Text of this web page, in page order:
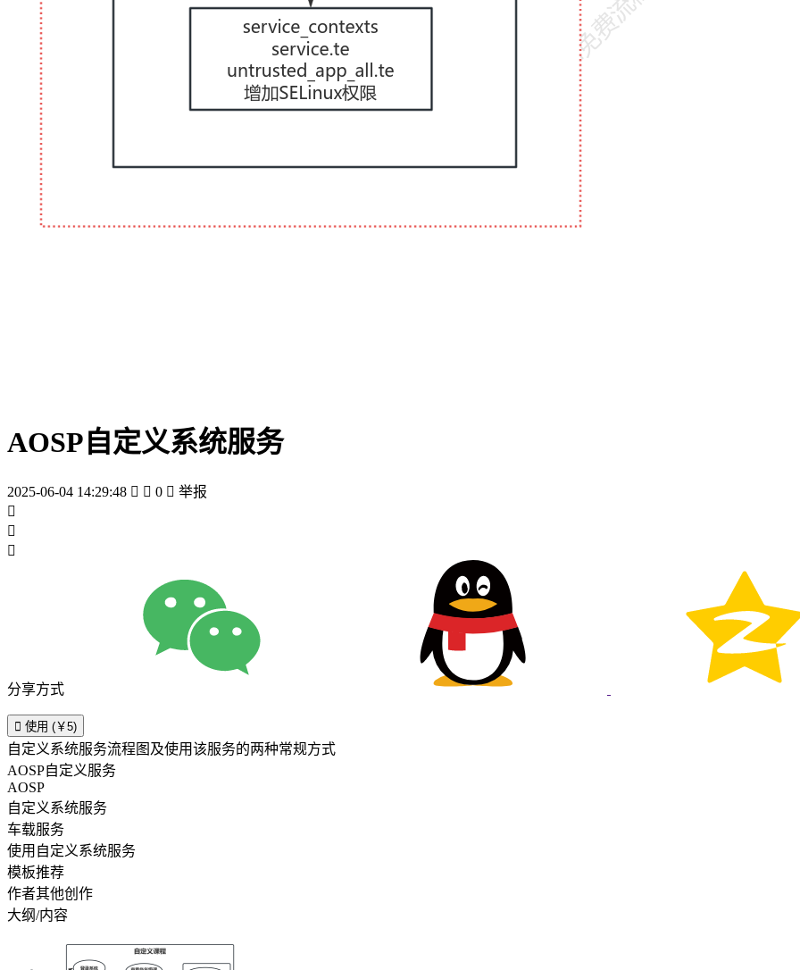
AOSP自定义系统服务
2025-06-04 14:29:48   0  举报



分享方式
 使用 (￥5)
自定义系统服务流程图及使用该服务的两种常规方式
AOSP自定义服务
AOSP
自定义系统服务
车载服务
使用自定义系统服务
模板推荐
作者其他创作
大纲/内容